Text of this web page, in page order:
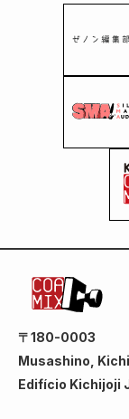
〒180-0003
Musashino,
Edifício Kichijoji